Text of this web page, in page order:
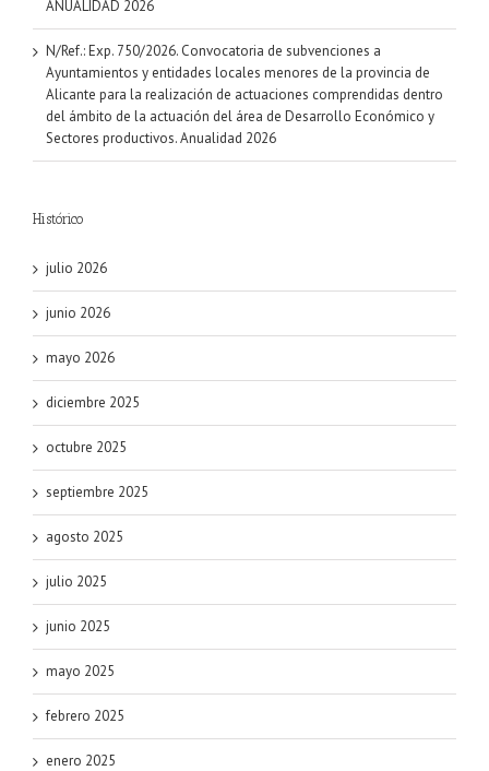
ANUALIDAD 2026
N/Ref.: Exp. 750/2026. Convocatoria de subvenciones a
Ayuntamientos y entidades locales menores de la provincia de
Alicante para la realización de actuaciones comprendidas dentro
del ámbito de la actuación del área de Desarrollo Económico y
Sectores productivos. Anualidad 2026
Histórico
julio 2026
junio 2026
mayo 2026
diciembre 2025
octubre 2025
septiembre 2025
agosto 2025
julio 2025
junio 2025
mayo 2025
febrero 2025
enero 2025